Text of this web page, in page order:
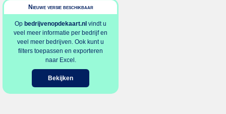
Nieuwe versie beschikbaar
Op bedrijvenopdekaart.nl vindt u
veel meer informatie per bedrijf en
veel meer bedrijven. Ook kunt u
filters toepassen en exporteren
naar Excel.
Bekijken